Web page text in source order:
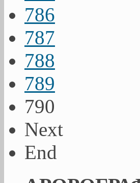
786
787
788
789
790
Next
End